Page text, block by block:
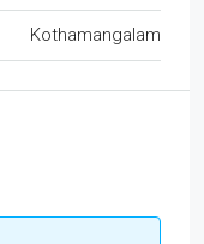
Kothamangalam